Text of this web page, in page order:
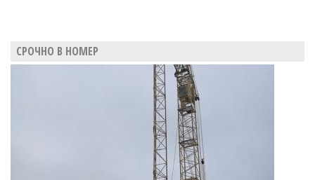
СРОЧНО В НОМЕР